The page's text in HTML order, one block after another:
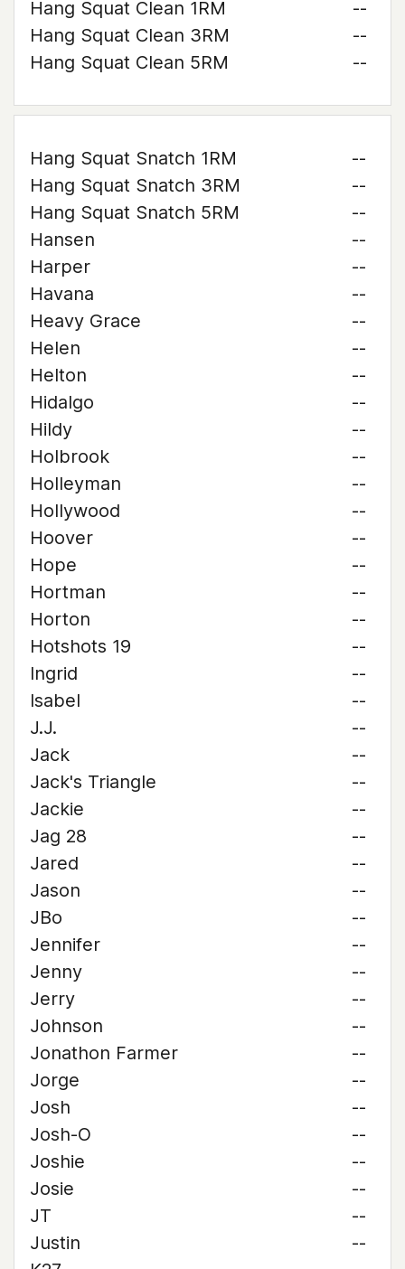
Hang Squat Clean 1RM
--
Hang Squat Clean 3RM
--
Hang Squat Clean 5RM
--
Hang Squat Snatch 1RM
--
Hang Squat Snatch 3RM
--
Hang Squat Snatch 5RM
--
Hansen
--
Harper
--
Havana
--
Heavy Grace
--
Helen
--
Helton
--
Hidalgo
--
Hildy
--
Holbrook
--
Holleyman
--
Hollywood
--
Hoover
--
Hope
--
Hortman
--
Horton
--
Hotshots 19
--
Ingrid
--
Isabel
--
J.J.
--
Jack
--
Jack's Triangle
--
Jackie
--
Jag 28
--
Jared
--
Jason
--
JBo
--
Jennifer
--
Jenny
--
Jerry
--
Johnson
--
Jonathon Farmer
--
Jorge
--
Josh
--
Josh-O
--
Joshie
--
Josie
--
JT
--
Justin
--